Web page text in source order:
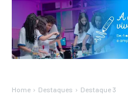
Home Destaques Destaque 3